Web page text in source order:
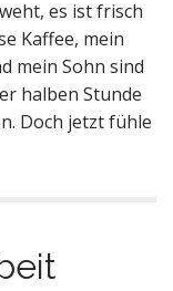
es ist frisch
Kaffee, mein
mein Sohn sind
halben Stunde
Doch jetzt fühle